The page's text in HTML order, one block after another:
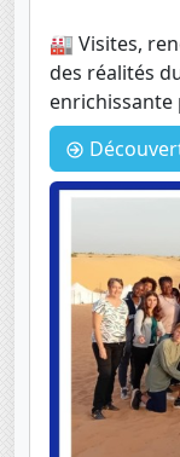
🏭 Visites,
des réalités
Découverte de